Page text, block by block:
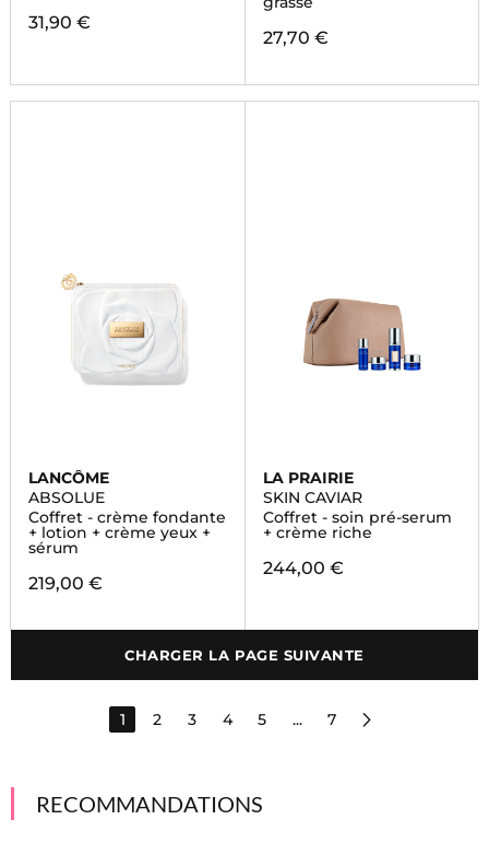
31,90 €
27,70 €
LANCÔME
ABSOLUE
Coffret - crème fondante
+ lotion + crème yeux +
sérum
219,00 €
LA PRAIRIE
SKIN CAVIAR
Coffret - soin pré-serum
+ crème riche
244,00 €
CHARGER LA PAGE SUIVANTE
1 2 3 4 5 ... 7
RECOMMANDATIONS